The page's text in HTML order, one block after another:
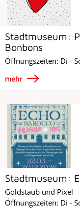
Stadtmuseum:
Bonbons
Öffnungszeiten: Di -
mehr
Stadtmuseum:
Goldstaub und Pixel
Öffnungszeiten: Di -